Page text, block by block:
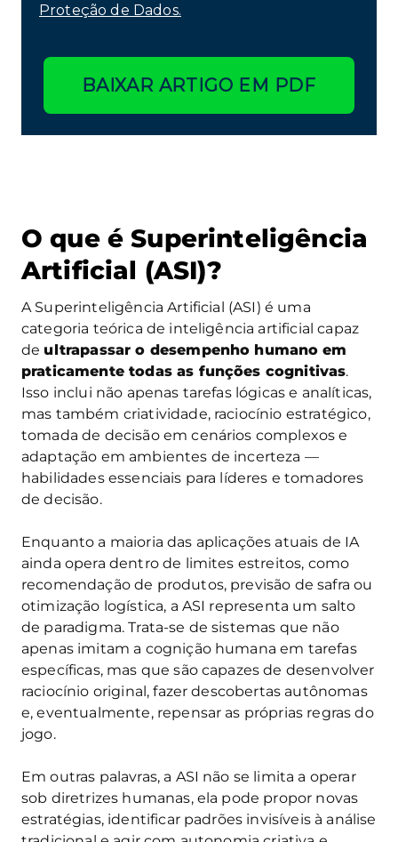
Proteção de Dados.
BAIXAR ARTIGO EM PDF
O que é Superinteligência
Artificial (ASI)?
A Superinteligência Artificial (ASI) é uma
categoria teórica de inteligência artificial capaz
de ultrapassar o desempenho humano em
praticamente todas as funções cognitivas.
Isso inclui não apenas tarefas lógicas e analíticas,
mas também criatividade, raciocínio estratégico,
tomada de decisão em cenários complexos e
adaptação em ambientes de incerteza —
habilidades essenciais para líderes e tomadores
de decisão.
Enquanto a maioria das aplicações atuais de IA
ainda opera dentro de limites estreitos, como
recomendação de produtos, previsão de safra ou
otimização logística, a ASI representa um salto
de paradigma. Trata-se de sistemas que não
apenas imitam a cognição humana em tarefas
específicas, mas que são capazes de desenvolver
raciocínio original, fazer descobertas autônomas
e, eventualmente, repensar as próprias regras do
jogo.
Em outras palavras, a ASI não se limita a operar
sob diretrizes humanas, ela pode propor novas
estratégias, identificar padrões invisíveis à análise